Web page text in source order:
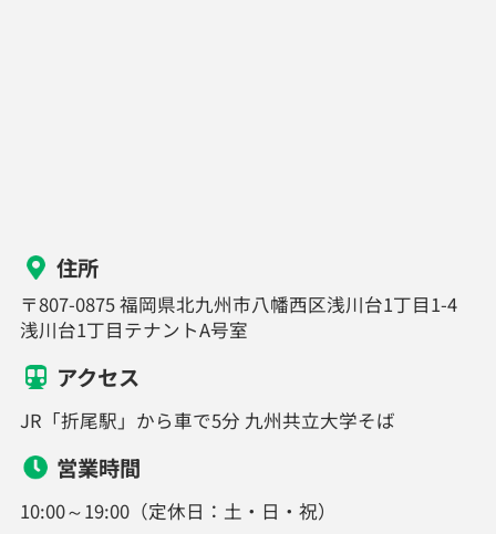
住所
〒807-0875 福岡県北九州市八幡西区浅川台1丁目1-4
浅川台1丁目テナントA号室
アクセス
JR「折尾駅」から車で5分 九州共立大学そば
営業時間
10:00～19:00（定休日：土・日・祝）